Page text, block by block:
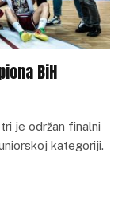
BiH
je održan finalni
kategoriji.